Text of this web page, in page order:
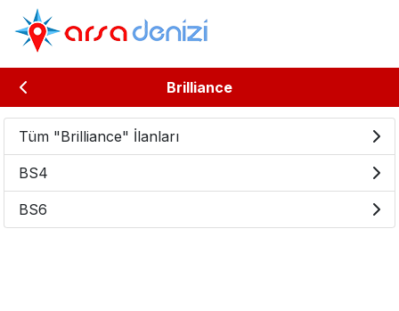
Brilliance
Tüm "Brilliance" İlanları
BS4
BS6